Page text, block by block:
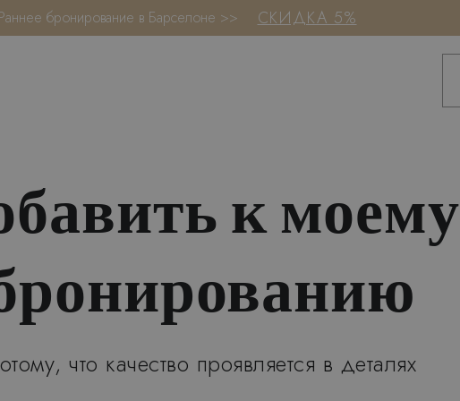
бронирование в Барселоне >> СКИДКА 5%
к моему
что качество проявляется в деталях